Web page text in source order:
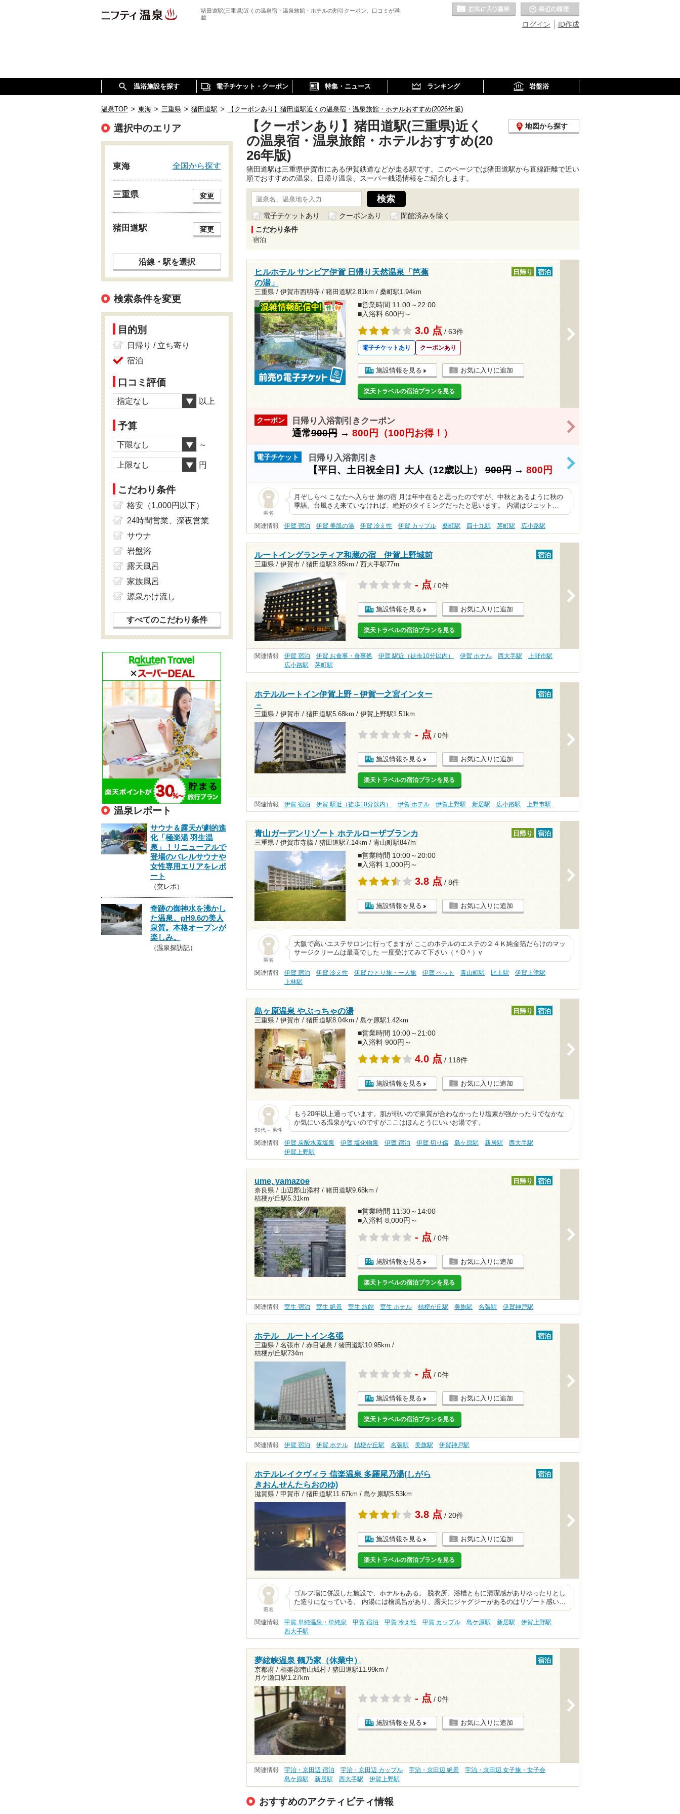
猪田道駅(三重県)近くの温泉宿・温泉旅館・ホテルの割引クーポン、口コミが満
載
ID作成
ログイン
お気に入りの温泉
温浴施設を探す 電子チケット・クーポン 特集・ニュース ランキング 岩盤浴
温泉TOP > 東海 > 三重県 > 猪田道駅 > 【クーポンあり】猪田道駅近くの温泉宿・温泉旅館・ホテルおすすめ(2026年版)
【クーポンあり】猪田道駅(三重県)近く
の温泉宿・温泉旅館・ホテルおすすめ(20
26年版)
地図から探す
猪田道駅は三重県伊賀市にある伊賀鉄道などが走る駅です。このページでは猪田道駅から直線距離で近い
順でおすすめの温泉、日帰り温泉、スーパー銭湯情報をご紹介します。
電子チケットあり クーポンあり
閉館済みを除く
こだわり条件
宿泊
ヒルホテル サンピア伊賀 日帰り天然温泉「芭蕉
の湯」
三重県 / 伊賀市西明寺 / 猪田道駅2.81km / 桑町駅1.94km
日帰り 宿泊
■営業時間 11:00～22:00
■入浴料 600円～
3.0 点 / 63件
電子チケットあり クーポンあり
施設情報を見る お気に入りに追加
楽天トラベルの宿泊プランを見る
クーポン 日帰り入浴割引きクーポン
通常900円→ 800円（100円お得！）
電子チケット 日帰り入浴割引き
【平日、土日祝全日】大人（12歳以上）900円→ 800円 >
匿名
月ぞしらべ こなたへ入らせ 旅の宿 月は年中在ると思ったのですが、中秋とあるように秋の
季語。台風さえ来ていなければ、絶好のタイミングだったと思います。 内湯はジェット…
関連情報 伊賀 宿泊 伊賀 美肌の湯 伊賀 冷え性 伊賀 カップル 桑町駅 四十九駅 茅町駅 広小路駅
ルートイングランティア和蔵の宿 伊賀上野城前
三重県 / 伊賀市 / 猪田道駅3.85km / 西大手駅77m
宿泊
- 点 / 0件
施設情報を見る お気に入りに追加
楽天トラベルの宿泊プランを見る
関連情報 伊賀 宿泊 伊賀 お食事・食事処 伊賀 駅近（徒歩10分以内） 伊賀 ホテル 西大手駅
上野市駅
広小路駅
茅町駅
ホテルルートイン伊賀上野－伊賀一之宮インター
－
三重県 / 伊賀市 / 猪田道駅5.68km / 伊賀上野駅1.51km
宿泊
- 点 / 0件
施設情報を見る お気に入りに追加
楽天トラベルの宿泊プランを見る
関連情報 伊賀 宿泊 伊賀 駅近（徒歩10分以内） 伊賀 ホテル 伊賀上野駅 新居駅 広小路駅 上野市駅
青山ガーデンリゾート ホテルローザブランカ
三重県 / 伊賀市寺脇 / 猪田道駅7.14km / 青山町駅847m
日帰り 宿泊
■営業時間 10:00～20:00
■入浴料 1,000円～
3.8 点 / 8件
施設情報を見る お気に入りに追加
匿名
大阪で高いエステサロンに行ってますが ここのホテルのエステの２４Ｋ純金箔だらけのマッ
サージクリームは最高でした 一度受けてみて下さい（＾O＾）v
関連情報 伊賀 宿泊 伊賀 冷え性 伊賀 ひとり旅・一人旅 伊賀 ペット 青山町駅 比土駅
伊賀上津駅
上林駅
島ヶ原温泉 やぶっちゃの湯
三重県 / 伊賀市 / 猪田道駅8.04km / 島ケ原駅1.42km
日帰り 宿泊
■営業時間 10:00～21:00
■入浴料 900円～
4.0 点 / 118件
施設情報を見る お気に入りに追加
50代～ 男性
もう20年以上通っています。肌が弱いので泉質が合わなかったり塩素が強かったりでなかな
か気にいる温泉がないのですがここはほんとうにいいお湯です。
関連情報 伊賀 炭酸水素塩泉 伊賀 塩化物泉 伊賀 宿泊 伊賀 切り傷 島ケ原駅 新居駅
西大手駅
伊賀上野駅
ume, yamazoe
奈良県 / 山辺郡山添村 / 猪田道駅9.68km /
桔梗が丘駅5.31km
日帰り 宿泊
■営業時間 11:30～14:00
■入浴料 8,000円～
- 点 / 0件
施設情報を見る お気に入りに追加
楽天トラベルの宿泊プランを見る
関連情報 室生 宿泊 室生 絶景 室生 旅館 室生 ホテル 桔梗が丘駅 美旗駅 名張駅 伊賀神戸駅
ホテル ルートイン名張
三重県 / 名張市 / 赤目温泉 / 猪田道駅10.95km /
桔梗が丘駅734m
宿泊
- 点 / 0件
施設情報を見る お気に入りに追加
楽天トラベルの宿泊プランを見る
関連情報 伊賀 宿泊 伊賀 ホテル 桔梗が丘駅 名張駅 美旗駅 伊賀神戸駅
ホテルレイクヴィラ 信楽温泉 多羅尾乃湯(しがら
きおんせんたらおのゆ)
滋賀県 / 甲賀市 / 猪田道駅11.67km / 島ケ原駅5.53km
宿泊
3.8 点 / 20件
施設情報を見る お気に入りに追加
楽天トラベルの宿泊プランを見る
匿名
ゴルフ場に併設した施設で、ホテルもある。 脱衣所、浴槽ともに清潔感がありゆったりとし
た造りになっている。 内湯には檜風呂があり、露天にジャグジーがあるのはリゾート感い…
関連情報 甲賀 単純温泉・単純泉 甲賀 宿泊 甲賀 冷え性 甲賀 カップル 島ケ原駅 新居駅
伊賀上野駅
西大手駅
夢絃峡温泉 鶴乃家（休業中）
京都府 / 相楽郡南山城村 / 猪田道駅11.99km /
月ケ瀬口駅1.27km
宿泊
- 点 / 0件
施設情報を見る お気に入りに追加
関連情報 宇治・京田辺 宿泊 宇治・京田辺 カップル 宇治・京田辺 絶景
宇治・京田辺 女子旅・女子会
島ケ原駅
新居駅 西大手駅 伊賀上野駅
おすすめのアクティビティ情報
選択中のエリア
東海 全国から探す
三重県 変更
猪田道駅 変更
沿線・駅を選択
検索条件を変更
目的別
日帰り / 立ち寄り
宿泊
口コミ評価
指定なし 以上
予算
下限なし ～
上限なし 円
こだわり条件
格安（1,000円以下）
24時間営業、深夜営業
サウナ
岩盤浴
露天風呂
家族風呂
源泉かけ流し
すべてのこだわり条件
温泉レポート
サウナ＆露天が劇的進
化「極楽湯 羽生温
泉」！リニューアルで
登場のバレルサウナや
女性専用エリアをレポ
ート
（突レポ）
奇跡の御神水を沸かし
た温泉。pH9.6の美人
泉質。本格オープンが
楽しみ。
（温泉探訪記）